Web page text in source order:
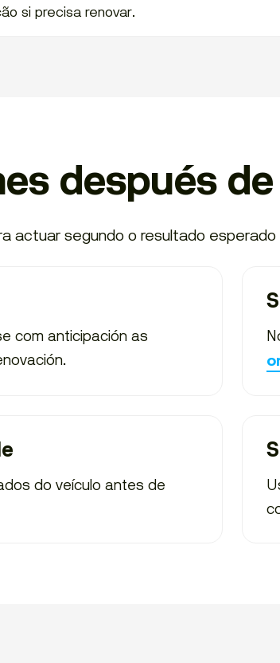
si precisa renovar.
después
actuar segundo o resultado
com anticipación as
do veículo antes de